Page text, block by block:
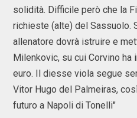
solidità. Difficile però che la
richieste (alte) del Sassuolo.
allenatore dovrà istruire e
Milenkovic, su cui Corvino
euro. Il diesse viola segue
Vitor Hugo del Palmeiras,
futuro a Napoli di Tonelli"